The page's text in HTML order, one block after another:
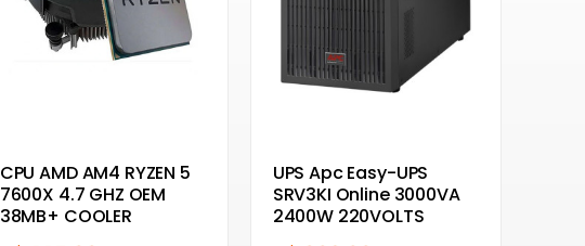
CPU AMD AM4 RYZEN 5
7600X 4.7 GHZ OEM
38MB+ COOLER
UPS Apc Easy-UPS
SRV3KI Online 3000VA
2400W 220VOLTS